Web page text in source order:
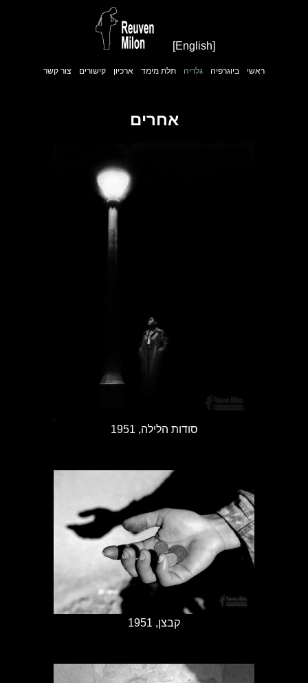
[English]
ראשי ביוגרפיה גלריה תלת מימד ארכיון קישורים צור קשר
אחרים
סודות הלילה, 1951
קבצן, 1951